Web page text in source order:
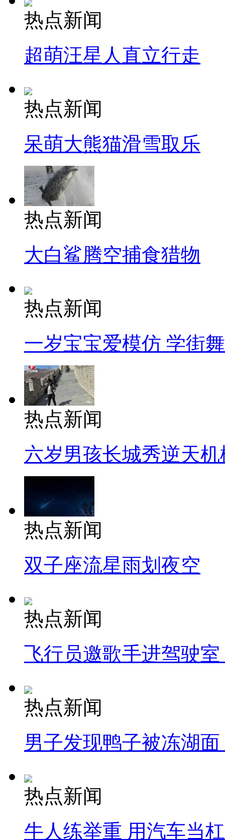
热点新闻
超萌汪星人直立行走
热点新闻
呆萌大熊猫滑雪取乐
热点新闻
大白鲨腾空捕食猎物
热点新闻
一岁宝宝爱模仿 学街
热点新闻
六岁男孩长城秀逆天机
热点新闻
双子座流星雨划夜空
热点新闻
飞行员邀歌手进驾驶
热点新闻
男子发现鸭子被冻湖
热点新闻
牛人练举重 用汽车当